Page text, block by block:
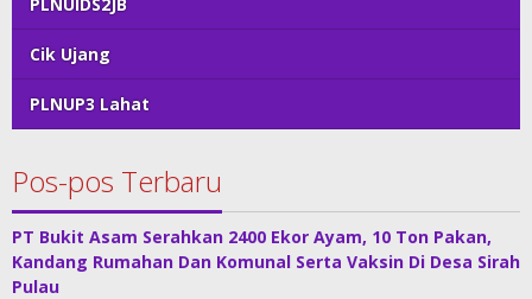
Cik Ujang
PLNUP3 Lahat
Pos-pos Terbaru
PT Bukit Asam Serahkan 2400 Ekor Ayam, 10 Ton Pakan,
Kandang Rumahan Dan Komunal Serta Vaksin Di Desa Sirah
Pulau